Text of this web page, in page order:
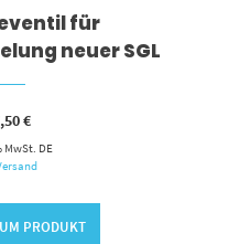
für
neuer SGL
€
MwSt. DE
PRODUKT